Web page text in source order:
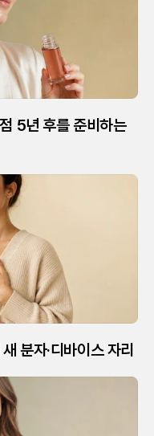
5년 후를 준비하는
분자·디바이스 자리